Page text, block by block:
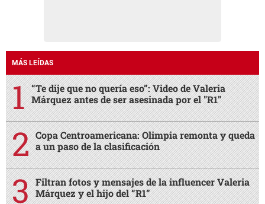
MÁS LEÍDAS
“Te dije que no quería eso”: Video de Valeria
Márquez antes de ser asesinada por el "R1"
Copa Centroamericana: Olimpia remonta y queda
a un paso de la clasificación
Filtran fotos y mensajes de la influencer Valeria
Márquez y el hijo del “R1”